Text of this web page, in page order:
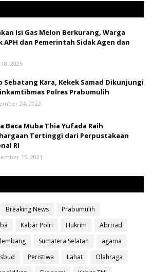
Isi Gas Melon Berkurang, Warga
APH dan Pemerintah Sidak Agen dan
2025
Sebatang Kara, Kekek Samad Dikunjungi
Polres Prabumulih
24, 2022
Baca Muba Thia Yufada Raih
Tertinggi dari Perpustakaan
RI
15, 2021
Breaking News
Prabumulih
Kabar Polri Hukrim
Abroad
Sumatera Selatan
agama
Peristiwa Lahat
Olahraga